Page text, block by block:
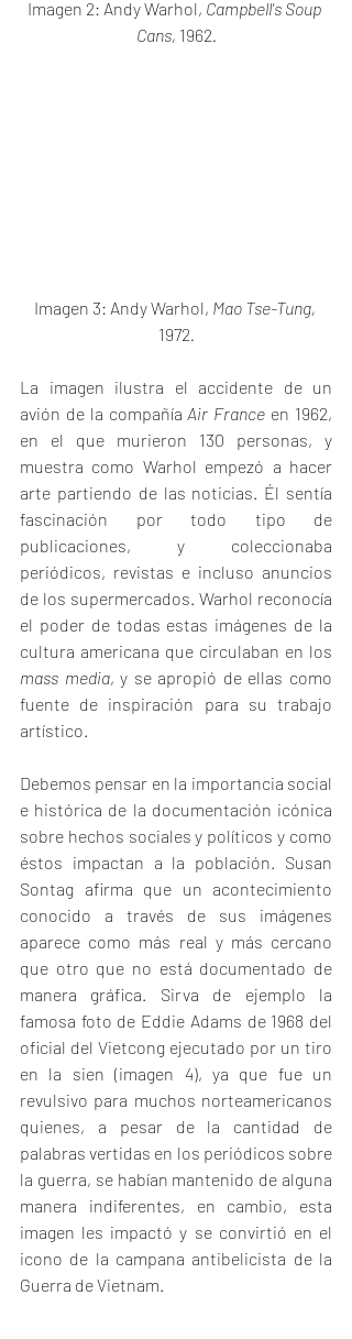
Imagen 2: Andy Warhol, Campbell's Soup
Cans, 1962.
Imagen 3: Andy Warhol, Mao Tse-Tung,
1972.
La imagen ilustra el accidente de un
avión de la compañía Air France en 1962,
en el que murieron 130 personas, y
muestra como Warhol empezó a hacer
arte partiendo de las noticias. Él sentía
fascinación por todo tipo de
publicaciones, y coleccionaba
periódicos, revistas e incluso anuncios
de los supermercados. Warhol reconocía
el poder de todas estas imágenes de la
mass media, y se apropió de ellas como
fuente de inspiración para su trabajo
artístico.
Debemos pensar en la importancia social
e histórica de la documentación icónica
sobre hechos sociales y políticos y como
éstos impactan a la población. Susan
Sontag afirma que un acontecimiento
conocido a través de sus imágenes
aparece como más real y más cercano
que otro que no está documentado de
manera gráfica. Sirva de ejemplo la
famosa foto de Eddie Adams de 1968 del
oficial del Vietcong ejecutado por un tiro
en la sien (imagen 4), ya que fue un
revulsivo para muchos norteamericanos
quienes, a pesar de la cantidad de
palabras vertidas en los periódicos sobre
la guerra, se habían mantenido de alguna
manera indiferentes, en cambio, esta
imagen les impactó y se convirtió en el
icono de la campana antibelicista de la
Guerra de Vietnam.